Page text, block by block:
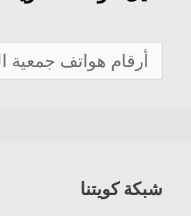
دليل
هواتف
شبكة كويتنا